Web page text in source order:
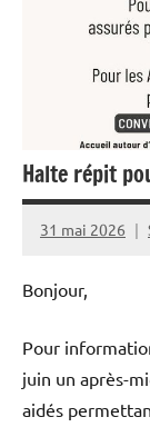
Halte répit
31 mai 2026
Bonjour,
Pour
juin un après-
aidés